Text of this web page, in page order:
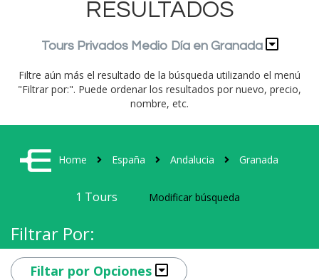
RESULTADOS
Tours Privados Medio Día en Granada
Filtre aún más el resultado de la búsqueda utilizando el menú
"Filtrar por:". Puede ordenar los resultados por nuevo, precio,
nombre, etc.
Home España Andalucia Granada
1 Tours Modificar búsqueda
Filtrar Por:
Filtar por Opciones